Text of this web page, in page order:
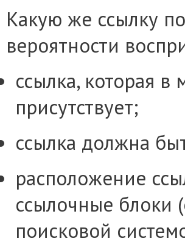
Какую же ссылку
вероятности
ссылка, которая
присутствует;
ссылка должна
расположение
ссылочные блоки
поисковой